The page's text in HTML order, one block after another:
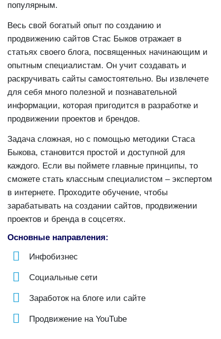
популярным.
Весь свой богатый опыт по созданию и
продвижению сайтов Стас Быков отражает в
статьях своего блога, посвященных начинающим и
опытным специалистам. Он учит создавать и
раскручивать сайты самостоятельно. Вы извлечете
для себя много полезной и познавательной
информации, которая пригодится в разработке и
продвижении проектов и брендов.
Задача сложная, но с помощью методики Стаса
Быкова, становится простой и доступной для
каждого. Если вы поймете главные принципы, то
сможете стать классным специалистом – экспертом
в интернете. Проходите обучение, чтобы
зарабатывать на создании сайтов, продвижении
проектов и бренда в соцсетях.
Основные направления:
Инфобизнес
Социальные сети
Заработок на блоге или сайте
Продвижение на YouTube